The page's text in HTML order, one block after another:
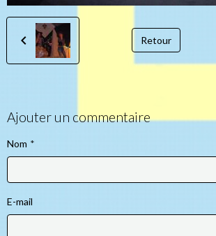
Retour
Ajouter un commentaire
Nom
E-mail